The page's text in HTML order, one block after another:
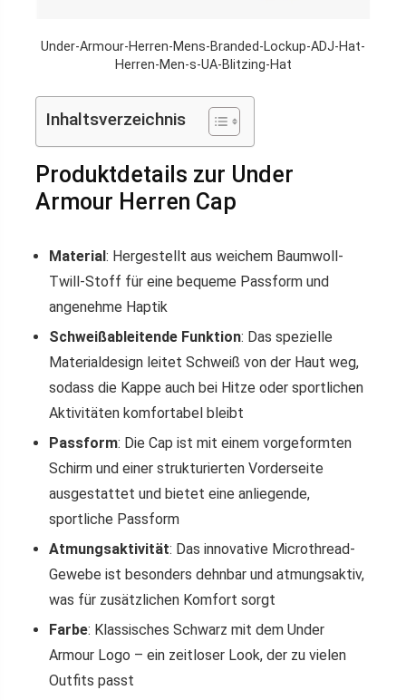
Under-Armour-Herren-Mens-Branded-Lockup-ADJ-Hat-
Herren-Men-s-UA-Blitzing-Hat
Inhaltsverzeichnis
Produktdetails zur Under
Armour Herren Cap
Material: Hergestellt aus weichem Baumwoll-
Twill-Stoff für eine bequeme Passform und
angenehme Haptik
Schweißableitende Funktion: Das spezielle
Materialdesign leitet Schweiß von der Haut weg,
sodass die Kappe auch bei Hitze oder sportlichen
Aktivitäten komfortabel bleibt
Passform: Die Cap ist mit einem vorgeformten
Schirm und einer strukturierten Vorderseite
ausgestattet und bietet eine anliegende,
sportliche Passform
Atmungsaktivität: Das innovative Microthread-
Gewebe ist besonders dehnbar und atmungsaktiv,
was für zusätzlichen Komfort sorgt
Farbe: Klassisches Schwarz mit dem Under
Armour Logo – ein zeitloser Look, der zu vielen
Outfits passt